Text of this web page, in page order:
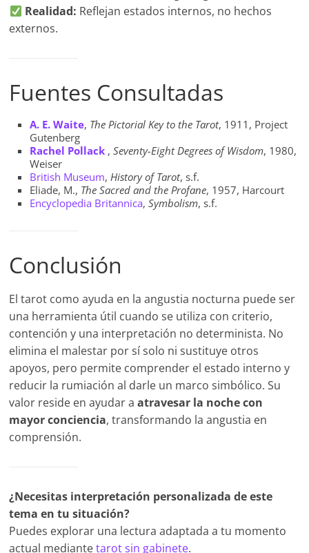
Realidad: Reflejan estados internos, no hechos
externos.
Fuentes Consultadas
A. E. Waite, The Pictorial Key to the Tarot, 1911, Project
Gutenberg
Rachel Pollack ,Seventy-Eight Degrees of Wisdom, 1980,
Weiser
British Museum,History of Tarot, s.f.
Eliade, M., The Sacred and the Profane, 1957, Harcourt
Encyclopedia Britannica,Symbolism, s.f.
Conclusión
El tarot como ayuda en la angustia nocturna puede ser
una herramienta útil cuando se utiliza con criterio,
contención y una interpretación no determinista. No
elimina el malestar por sí solo ni sustituye otros
apoyos, pero permite comprender el estado interno y
reducir la rumiación al darle un marco simbólico. Su
valor reside en ayudar aatravesar la noche con
mayor conciencia, transformando la angustia en
comprensión.
¿Necesitas interpretación personalizada de este
tema en tu situación?
Puedes explorar una lectura adaptada a tu momento
actual mediantetarot sin gabinete.